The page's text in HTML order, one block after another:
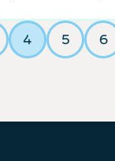
des
4 5 6